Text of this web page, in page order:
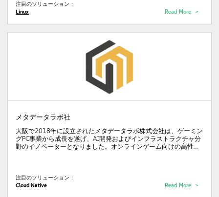
注目のソリューション：
Linux
Read More
メタデータラボ社
大阪で2018年に設立されたメタデータラボ株式会社は、ゲーミン
グPC事業から成長を遂げ、AI開発およびインフラストラクチャ分
野のイノベーターとなりました。オンラインゲーム向けの高性...
注目のソリューション：
Cloud Native
Read More